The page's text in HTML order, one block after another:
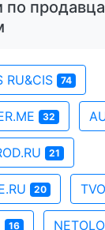
по
RU&CIS 74
32
21
20
16